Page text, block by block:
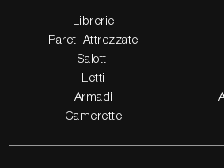
Librerie
Pareti Attrezzate
Salotti
Letti
Armadi
Camerette